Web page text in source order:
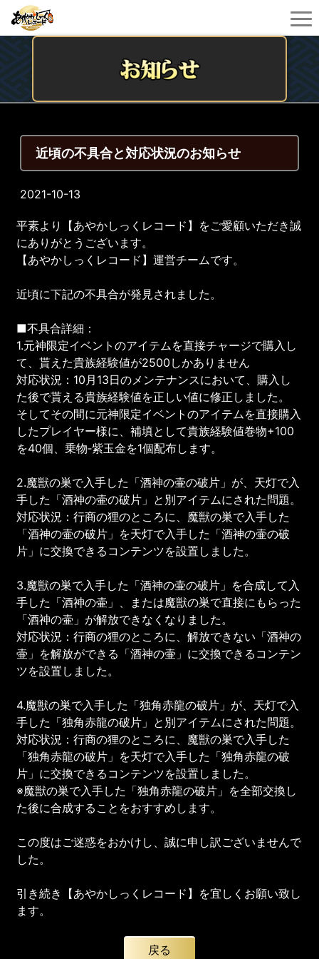
近頃の不具合と対応状況のお知らせ
2021-10-13
平素より【あやかしっくレコード】をご愛顧いただき誠
にありがとうございます。
【あやかしっくレコード】運営チームです。
近頃に下記の不具合が発見されました。
■不具合詳細：
1.元神限定イベントのアイテムを直接チャージで購入し
て、貰えた貴族経験値が2500しかありません
対応状況：10月13日のメンテナンスにおいて、購入し
た後で貰える貴族経験値を正しい値に修正しました。
そしてその間に元神限定イベントのアイテムを直接購入
したプレイヤー様に、補填として貴族経験値巻物+100
を40個、乗物‐紫玉金を1個配布します。
2.魔獣の巣で入手した「酒神の壷の破片」が、天灯で入
手した「酒神の壷の破片」と別アイテムにされた問題。
対応状況：行商の狸のところに、魔獣の巣で入手した
「酒神の壷の破片」を天灯で入手した「酒神の壷の破
片」に交換できるコンテンツを設置しました。
3.魔獣の巣で入手した「酒神の壷の破片」を合成して入
手した「酒神の壷」、または魔獣の巣で直接にもらった
「酒神の壷」が解放できなくなりました。
対応状況：行商の狸のところに、解放できない「酒神の
壷」を解放ができる「酒神の壷」に交換できるコンテン
ツを設置しました。
4.魔獣の巣で入手した「独角赤龍の破片」が、天灯で入
手した「独角赤龍の破片」と別アイテムにされた問題。
対応状況：行商の狸のところに、魔獣の巣で入手した
「独角赤龍の破片」を天灯で入手した「独角赤龍の破
片」に交換できるコンテンツを設置しました。
※魔獣の巣で入手した「独角赤龍の破片」を全部交換し
た後に合成することをおすすめします。
この度はご迷惑をおかけし、誠に申し訳ございませんで
した。
引き続き【あやかしっくレコード】を宜しくお願い致し
ます。
戻る